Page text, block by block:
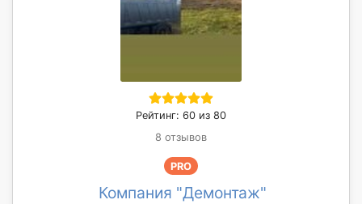
Рейтинг: 60 из 80
8 отзывов
PRO
Компания "Демонтаж"